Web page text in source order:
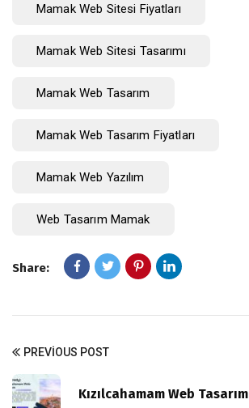
Mamak Web Sitesi Fiyatları
Mamak Web Sitesi Tasarımı
Mamak Web Tasarım
Mamak Web Tasarım Fiyatları
Mamak Web Yazılım
Web Tasarım Mamak
Share:
PREVIOUS POST
Kızılcahamam Web Tasarım